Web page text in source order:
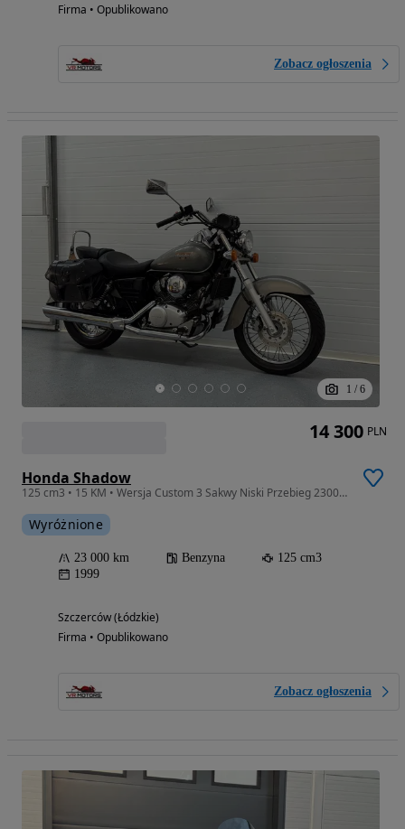
Firma • Opublikowano
Zobacz ogłoszenia
1 / 6
Honda Shadow
125 cm3 • 15 KM • Wersja Custom 3 Sakwy Niski Przebieg 23000km Raty Transport Gwarancja
Wyróżnione
23 000 km Benzyna
125 cm3
1999
Szczerców (Łódzkie)
Firma • Opublikowano
Zobacz ogłoszenia
14 300 PLN